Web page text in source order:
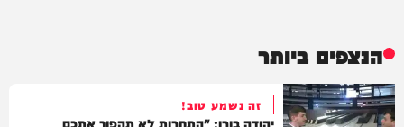
הנצפים ביותר
זה נשמע טוב!
יהודה בורן: "התחרות לא תהפוך אתכם